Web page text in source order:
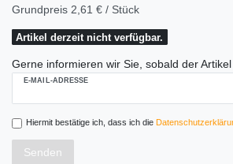
Grundpreis 2,61 € / Stück
Artikel derzeit nicht verfügbar.
Gerne informieren wir Sie, sobald der
E-MAIL-ADRESSE
Hiermit bestätige ich, dass ich die
Senden